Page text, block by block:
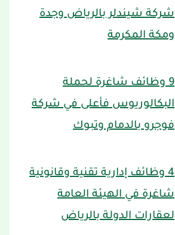
شركة شيندلر بالرياض وجدة
ومكة المكرمة
9 وظائف شاغرة لحملة
البكالوريوس فأعلى في شركة
فوجرو بالدمام وتبوك
4 وظائف إدارية تقنية وقانونية
شاغرة في الهيئة العامة
لعقارات الدولة بالرياض